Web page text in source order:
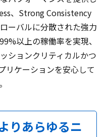
、Strong Consistency
ーバルに分散された強力
以上の稼働率を実現、
ションクリティカルかつ
リケーションを安心して
りあらゆるニ